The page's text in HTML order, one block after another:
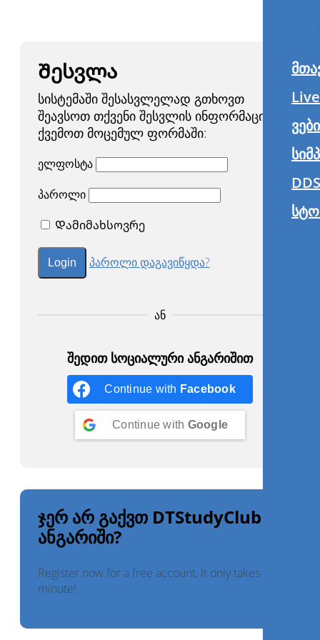
Შესვლა
სისტემაში შესასვლელად გთხოვთ
შეავსოთ თქვენი შესვლის ინფორმაცია
ქვემოთ მოცემულ ფორმაში:
ელფოსტა
პაროლი
Დამიმახსოვრე
პაროლი დაგავიწყდა?
ᲐᲜ
შედით სოციალური ანგარიშით
Continue with Facebook
Continue with Google
ჯერ არ გაქვთ DTStudyClub
ანგარიში?
Register now for a free account, it only takes a
minute!